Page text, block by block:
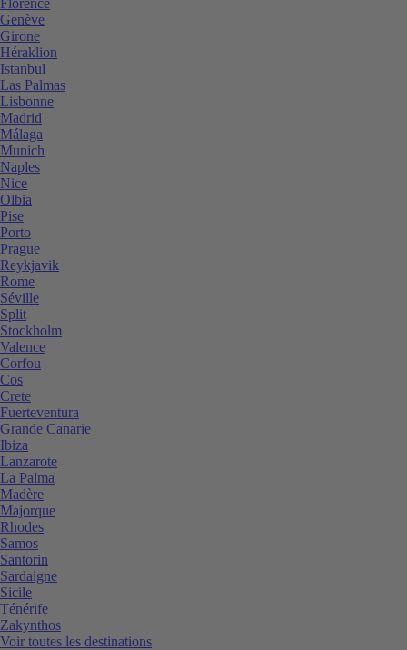
Genève
Girone
Héraklion
Istanbul
Las Palmas
Lisbonne
Madrid
Málaga
Munich
Naples
Nice
Olbia
Pise
Porto
Prague
Reykjavik
Rome
Séville
Split
Stockholm
Valence
Corfou
Cos
Crete
Fuerteventura
Grande Canarie
Ibiza
Lanzarote
La Palma
Madère
Majorque
Rhodes
Samos
Santorin
Sardaigne
Sicile
Ténérife
Zakynthos
Voir toutes les destinations